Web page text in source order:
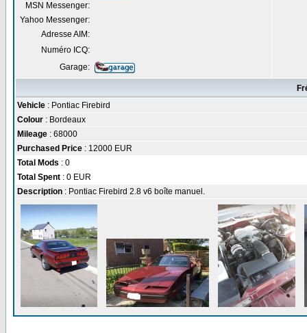
MSN Messenger:
Yahoo Messenger:
Adresse AIM:
Numéro ICQ:
Garage:
Vehicle : Pontiac Firebird
Colour : Bordeaux
Mileage : 68000
Purchased Price : 12000 EUR
Total Mods : 0
Total Spent : 0 EUR
Description : Pontiac Firebird 2.8 v6 boîte manuel.